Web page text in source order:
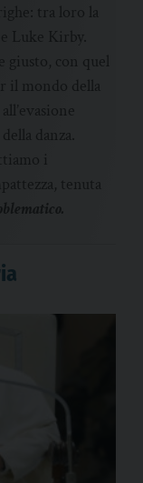
tra loro la
Luke Kirby.
giusto, con quel
il mondo della
danza.
i
tenuta